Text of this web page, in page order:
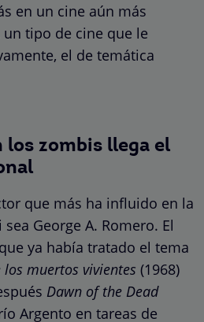
en un cine aún más
tipo de cine que le
el de temática
los zombis llega el
que más ha influido en la
George A. Romero. El
ya había tratado el tema
los muertos vivientes (1968)
Dawn of the Dead
Argento en tareas de